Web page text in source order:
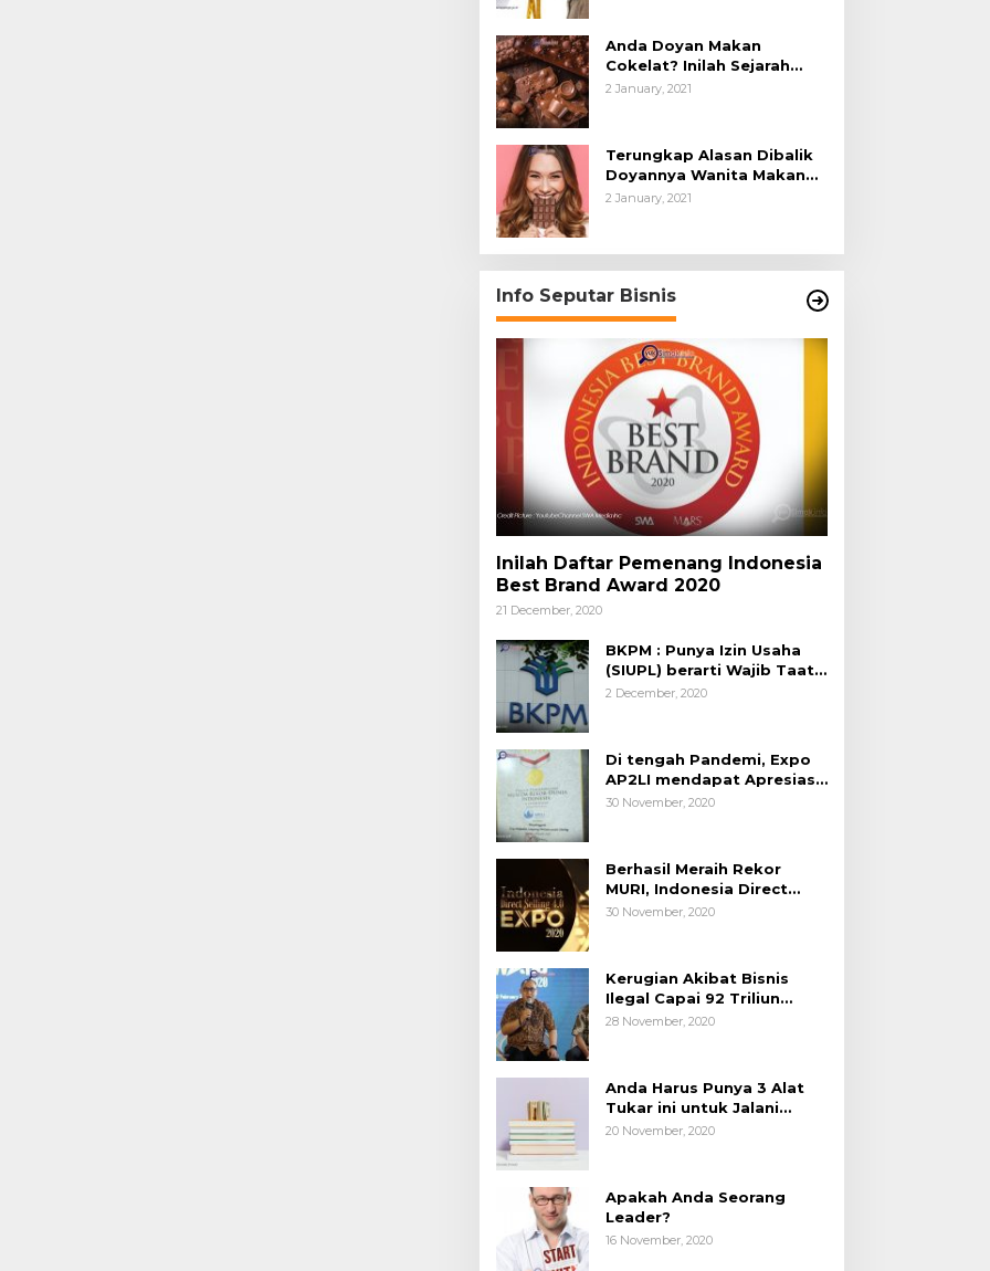
Anda Doyan Makan
Cokelat? Inilah Sejarah
Awalnya Cokelat di Dunia
2 January, 2021
Terungkap Alasan Dibalik
Doyannya Wanita Makan
Cokelat
2 January, 2021
Info Seputar Bisnis
Inilah Daftar Pemenang Indonesia
Best Brand Award 2020
21 December, 2020
BKPM : Punya Izin Usaha
(SIUPL) berarti Wajib Taat
Aturan
2 December, 2020
Di tengah Pandemi, Expo
AP2LI mendapat Apresiasi
Rekor MURI
30 November, 2020
Berhasil Meraih Rekor
MURI, Indonesia Direct
Selling 4.0 Expo 2020
30 November, 2020
Kerugian Akibat Bisnis
Ilegal Capai 92 Triliun
Rupiah, AP2LI menghimbau
28 November, 2020
Anda Harus Punya 3 Alat
Tukar ini untuk Jalani
Hidup.
20 November, 2020
Apakah Anda Seorang
Leader?
16 November, 2020